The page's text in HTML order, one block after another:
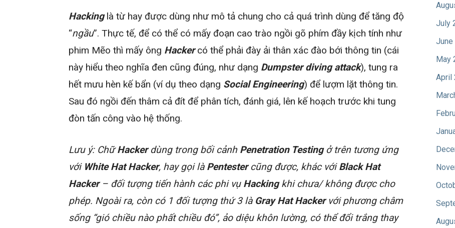
Hackinglà từ hay được dùng như mô tả chung cho cả quá trình dùng để tăng độ
“ngầu”. Thực tế, để có thể có mấy đoạn cao trào ngồi gõ phím đầy kịch tính như
phim Mẽo thì mấy ông Hackercó thể phải đày ải thân xác đào bới thông tin (cái
này hiểu theo nghĩa đen cũng đúng, như dạng Dumpster diving attack), tung ra
hết mưu hèn kế bẩn (ví dụ theo dạng Social Engineering) để lượm lặt thông tin.
Sau đó ngồi đến thâm cả đít để phân tích, đánh giá, lên kế hoạch trước khi tung
đòn tấn công vào hệ thống.
Lưu ý: ChữHackerdùng trong bối cảnh Penetration Testingở trên tương ứng
với White Hat Hacker, hay gọi là Pentestercũng được, khác vớiBlack Hat
Hacker– đối tượng tiến hành các phi vụ Hackingkhi chưa/ không được cho
phép. Ngoài ra, còn có 1 đối tượng thứ 3 là Gray Hat Hackervới phương châm
sống “gió chiều nào phất chiều đó”, ảo diệu khôn lường, có thể đổi trắng thay
July
June
May
April